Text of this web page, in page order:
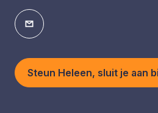
Steun Heleen, sluit je aan